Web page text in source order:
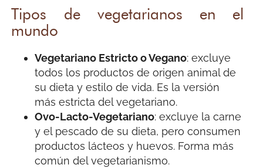
Tipos de vegetarianos en el
mundo
Vegetariano Estricto o Vegano: excluye
todos los productos de origen animal de
su dieta y estilo de vida. Es la versión
más estricta del vegetariano.
Ovo-Lacto-Vegetariano: excluye la carne
y el pescado de su dieta, pero consumen
productos lácteos y huevos. Forma más
común del vegetarianismo.